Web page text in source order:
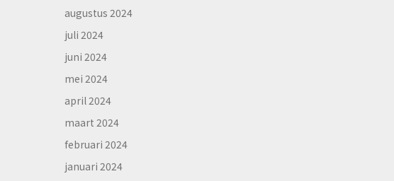
augustus 2024
juli 2024
juni 2024
mei 2024
april 2024
maart 2024
februari 2024
januari 2024